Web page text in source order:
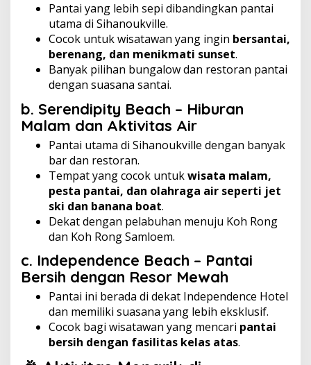
Pantai yang lebih sepi dibandingkan pantai
utama di Sihanoukville.
Cocok untuk wisatawan yang ingin bersantai,
berenang, dan menikmati sunset.
Banyak pilihan bungalow dan restoran pantai
dengan suasana santai.
b. Serendipity Beach – Hiburan
Malam dan Aktivitas Air
Pantai utama di Sihanoukville dengan banyak
bar dan restoran.
Tempat yang cocok untukwisata malam,
pesta pantai, dan olahraga air seperti jet
ski dan banana boat.
Dekat dengan pelabuhan menuju Koh Rong
dan Koh Rong Samloem.
c. Independence Beach – Pantai
Bersih dengan Resor Mewah
Pantai ini berada di dekat Independence Hotel
dan memiliki suasana yang lebih eksklusif.
Cocok bagi wisatawan yang mencari pantai
bersih dengan fasilitas kelas atas.